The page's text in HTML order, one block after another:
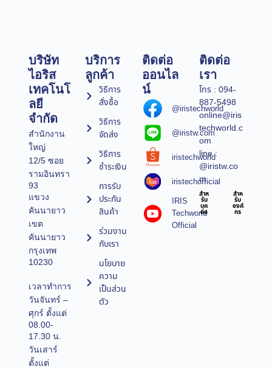
บริษัท
ไอริส
เทคโนโ
ลยี
จำกัด
สำนักงาน
ใหญ่
12/5 ซอย
รามอินทรา
93
แขวง
คันนายาว
เขต
คันนายาว
กรุงเทพ
10230
เวลาทำการ
วันจันทร์ –
ศุกร์ ตั้งแต่
08.00-
17.30 น.
วันเสาร์
ตั้งแต่
บริการ
ลูกค้า
วิธีการ
สั่งซื้อ
วิธีการ
จัดส่ง
วิธีการ
ชำระเงิน
การรับ
ประกัน
สินค้า
ร่วมงาน
กับเรา
นโยบาย
ความ
เป็นส่วน
ตัว
ติดต่อ
ออนไล
น์
@iristechworld
@iristw.com
iristechworld
iristechofficial
IRIS
Techworld
Official
ติดต่อ
เรา
โทร : 094-
887-5498
online@iris
techworld.c
om
line :
@iristw.co
m
สำห
รับ
บุค
คล
สำห
รับ
องค์
กร